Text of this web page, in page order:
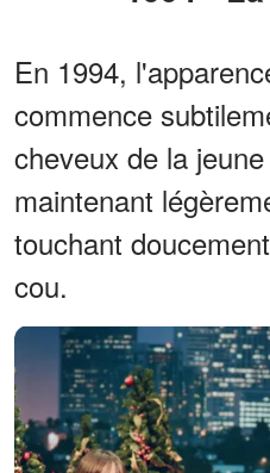
En 1994,
commence
cheveux de la
maintenant
touchant
cou.